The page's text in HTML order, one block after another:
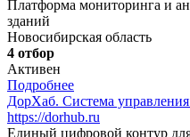
Платформа мониторинга и
зданий
Новосибирская область
4 отбор
Активен
Подробнее
ДорХаб. Система управления
https://dorhub.ru
Единый цифровой контур